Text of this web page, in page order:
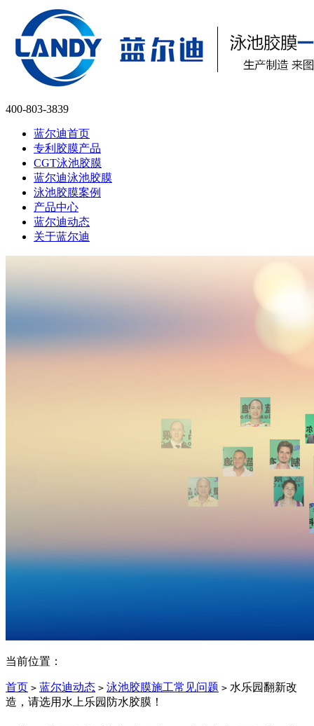
400-803-3839
蓝尔迪首页
专利胶膜产品
CGT泳池胶膜
蓝尔迪泳池胶膜
泳池胶膜案例
产品中心
蓝尔迪动态
关于蓝尔迪
当前位置：
首页 > 蓝尔迪动态 > 泳池胶膜施工常见问题 > 水乐园翻新改
造，请选用水上乐园防水胶膜！